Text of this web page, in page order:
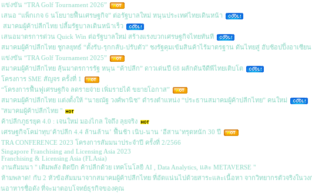
แข่งขัน “TRA Golf Tournament 2026”
เสนอ “แพ็กเกจ 6 นโยบายฟื้นเศรษฐกิจ” ต่อรัฐบาลใหม่ หนุนประเทศไทยเดินหน้า
สมาคมผู้ค้าปลีกไทย ปลื้มรัฐบาลเดินหน้าเร็ว
เสนอมาตรการด่วน Quick Win ต่อรัฐบาลใหม่ สร้างแรงบวกเศรษฐกิจไทยทันที
สมาคมผู้ค้าปลีกไทย ชูกลยุทธ์ “ตั้งรับ-รุกกลับ-ปรับตัว” ชงรัฐคุมเข้มสินค้าไร้มาตรฐาน ดันไทยสู่ ฮับช้อปปิ้งอาเซียน
แข่งขัน “TRA Golf Tournament 2025”
สมาคมผู้ค้าปลีกไทย ลุ้นมาตรการรัฐ หนุน “ค้าปลีก” ดาวเด่นปี 68 ผลักดันจีดีพีไทยเติบโต
โครงการ SME สัญจร ครั้งที่ 1
“โครงการฟื้นฟูเศรษฐกิจ ลดรายจ่าย เพิ่มรายได้ ขยายโอกาส”
สมาคมผู้ค้าปลีกไทย แต่งตั้งให้ “นายณัฐ วงศ์พานิช” ดำรงตำแหน่ง “ประธานสมาคมผู้ค้าปลีกไทย” คนใหม่
"สมาคมผู้ค้าปลีกไทย "
ค้าปลีกภูธรยุค 4.0 : เจนใหม่ มองไกล ใจถึง ลุยจริง
เศรษฐกิจโคม่าทุบ‘ค้าปลีก 4.4 ล้านล้าน’ ฟื้นช้า เนิบ-นาน ‘อีสาน’ทรุดหนัก 30 ปี
TRA CONFERENCE 2023 โครงการสัมมนาประจำปี ครั้งที่ 2/2566
Singapore Franchising and Licensing Asia 2023
Franchising & Licensing Asia (FLAsia)
งานสัมมนา " เติมพลัง ติดปีก ค้าปลีกด้วย เทคโนโลยี AI , Data Analytics, และ METAVERSE "
ห้ามพลาด! กับ 2 หัวข้อสัมมนาจากสมาคมผู้ค้าปลีกไทย ที่อัดแน่นไปด้วยสาระและเนื้อหา จากวิทยากรตัวจริงในวง
นอาหารชื่อดัง ที่จะมาตอบโจทย์ธุรกิจของคุณ